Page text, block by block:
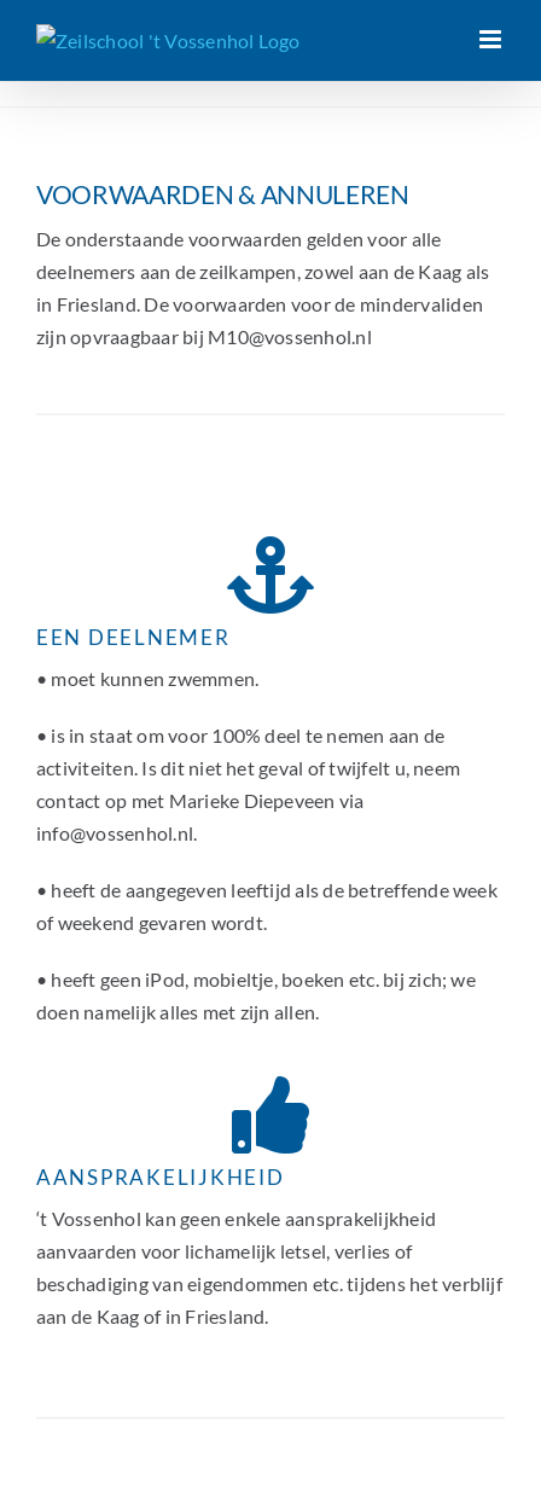
naar
inhoud
VOORWAARDEN & ANNULEREN
De onderstaande voorwaarden gelden voor alle
deelnemers aan de zeilkampen, zowel aan de Kaag als
in Friesland. De voorwaarden voor de mindervaliden
zijn opvraagbaar bij M10@vossenhol.nl
EEN DEELNEMER
• moet kunnen zwemmen.
• is in staat om voor 100% deel te nemen aan de
activiteiten. Is dit niet het geval of twijfelt u, neem
contact op met Marieke Diepeveen via
info@vossenhol.nl.
• heeft de aangegeven leeftijd als de betreffende week
of weekend gevaren wordt.
• heeft geen iPod, mobieltje, boeken etc. bij zich; we
doen namelijk alles met zijn allen.
AANSPRAKELIJKHEID
‘t Vossenhol kan geen enkele aansprakelijkheid
aanvaarden voor lichamelijk letsel, verlies of
beschadiging van eigendommen etc. tijdens het verblijf
aan de Kaag of in Friesland.